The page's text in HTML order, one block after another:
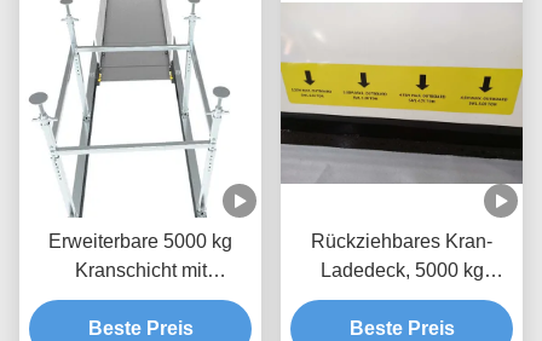
Erweiterbare 5000 kg
Kranschicht mit
Epoxidfarbe MLP2800-H
Beste Preis
Rückziehbares Kran-
Ladedeck, 5000 kg
Stoffhebeplattform
Beste Preis